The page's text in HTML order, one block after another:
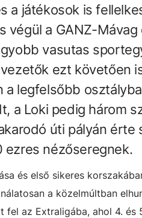
a játékosok is
a GANZ-Mávag
vasutas
ezt követően
a legfelsőbb
a Loki pedig három
úti pályán
ezres nézőseregnek.
és első sikeres
a közelmúltban
az Extraligába, ahol 4. és